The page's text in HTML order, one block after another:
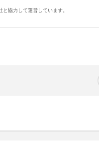
協力して運営しています。